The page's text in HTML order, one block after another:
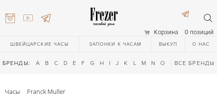
Корзина 0 позиций
ШВЕЙЦАРСКИЕ ЧАСЫ ЗАПОНКИ К ЧАСАМ ВЫКУП О НАС
БРЕНДЫ: A B C D E F G H I J K L M N O Q R S T
ВСЕ БРЕНДЫ
Часы Franck Muller